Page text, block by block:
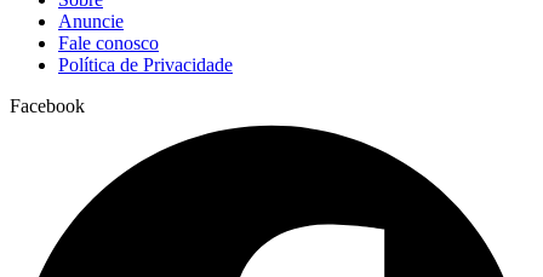
Anuncie
Fale conosco
Política de Privacidade
Facebook